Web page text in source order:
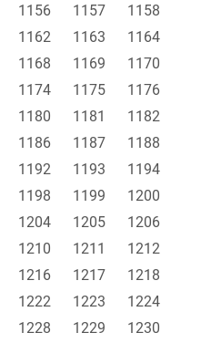
1156 1157
1158
1162 1163
1164
1168 1169
1170
1174 1175
1176
1180 1181
1182
1186 1187
1188
1192 1193
1194
1198 1199
1200
1204 1205
1206
1210 1211
1212
1216 1217
1218
1222 1223
1224
1228 1229
1230